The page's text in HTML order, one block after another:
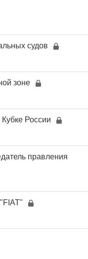
судов
зоне
Кубке России
правления